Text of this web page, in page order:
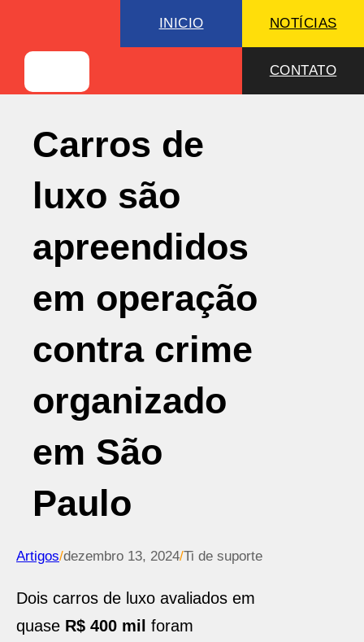
INICIO NOTÍCIAS
CONTATO
Carros de
luxo são
apreendidos
em operação
contra crime
organizado
em São
Paulo
Artigos/dezembro 13, 2024/Ti de suporte
Dois carros de luxo avaliados em
quase R$ 400 mil foram